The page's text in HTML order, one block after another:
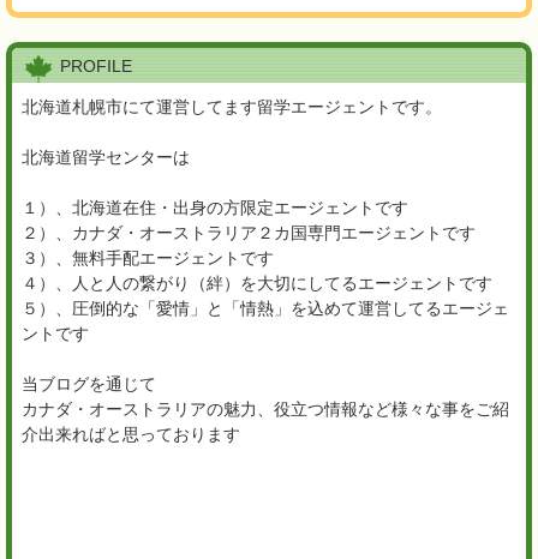
PROFILE
北海道札幌市にて運営してます留学エージェントです。
北海道留学センターは
１）、北海道在住・出身の方限定エージェントです
２）、カナダ・オーストラリア２カ国専門エージェントです
３）、無料手配エージェントです
４）、人と人の繋がり（絆）を大切にしてるエージェントです
５）、圧倒的な「愛情」と「情熱」を込めて運営してるエージェ
ントです
当ブログを通じて
カナダ・オーストラリアの魅力、役立つ情報など様々な事をご紹
介出来ればと思っております